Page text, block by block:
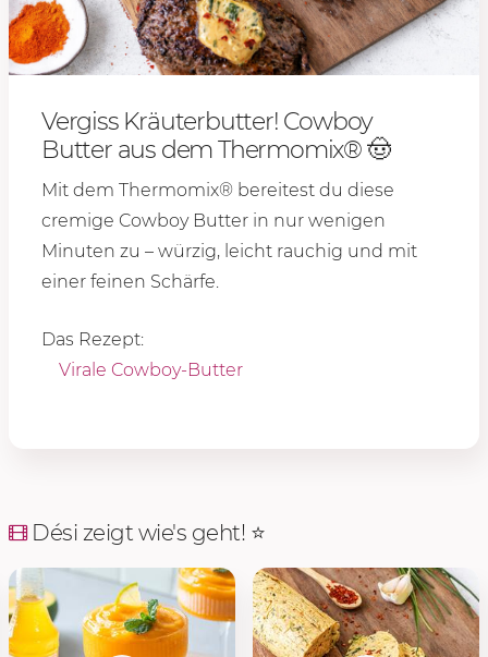
Vergiss Kräuterbutter! Cowboy
Butter aus dem Thermomix® 🤠
Mit dem Thermomix® bereitest du diese
cremige Cowboy Butter in nur wenigen
Minuten zu – würzig, leicht rauchig und mit
einer feinen Schärfe.
Das Rezept:
Virale Cowboy-Butter
Dési zeigt wie's geht! ⭐️